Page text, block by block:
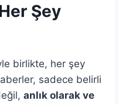
Şey
birlikte, her şey
sadece belirli
anlık olarak ve